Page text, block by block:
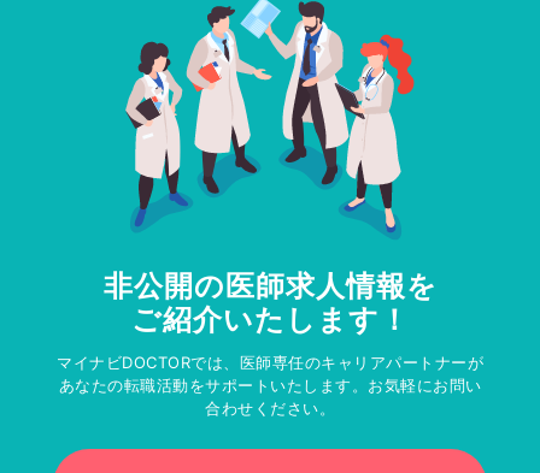
非公開の医師求人情報を
ご紹介いたします！
マイナビDOCTORでは、医師専任のキャリアパートナーが
あなたの転職活動をサポートいたします。お気軽にお問い
合わせください。